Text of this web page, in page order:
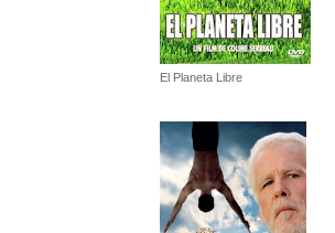
El Planeta Libre